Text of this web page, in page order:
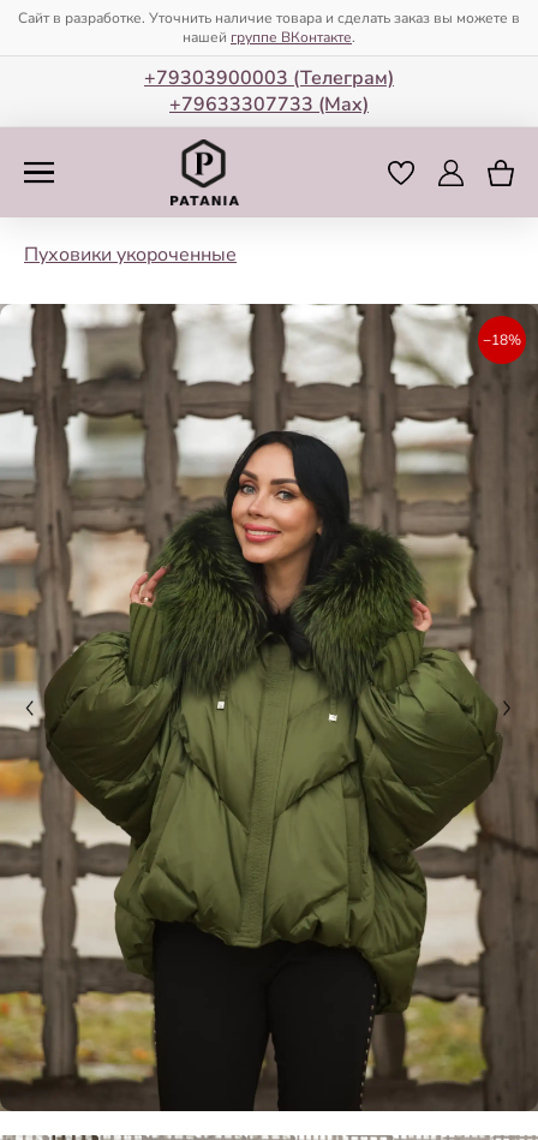
Сайт в разработке. Уточнить наличие товара и сделать заказ вы можете в
нашей группе ВКонтакте.
+79303900003 (Телеграм)
+79633307733 (Мax)
Пуховики укороченные
−18%